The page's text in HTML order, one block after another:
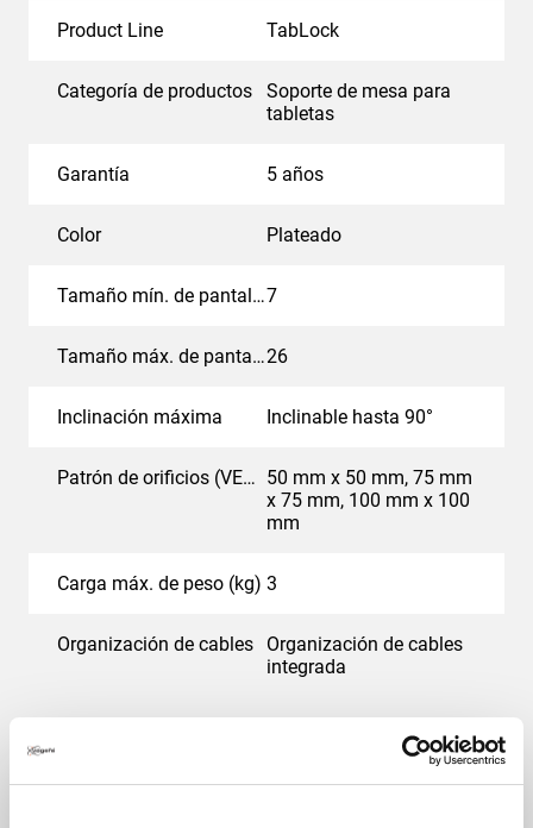
Product Line TabLock
Categoría de productos
Soporte de mesa para
tabletas
Garantía 5 años
Color Plateado
Tamaño mín. de pantalla (pulgadas)7
Tamaño máx. de pantalla (pulgadas)26
Inclinación máxima Inclinable hasta 90°
Patrón de orificios (VESA) 50 mm x 50 mm, 75 mm
x 75 mm, 100 mm x 100
mm
Carga máx. de peso (kg) 3
Organización de cables
Organización de cables
integrada
Productos relacionados